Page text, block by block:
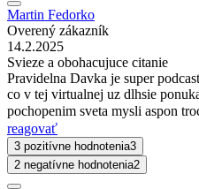
Martin Fedorko
Overený zákazník
14.2.2025
Svieze a obohacujuce citanie
Pravidelna Davka je super
co v tej virtualnej uz dlhsie
pochopenim sveta mysli aspon
reagovať
3 pozitívne hodnotenia3
2 negatívne hodnotenia2